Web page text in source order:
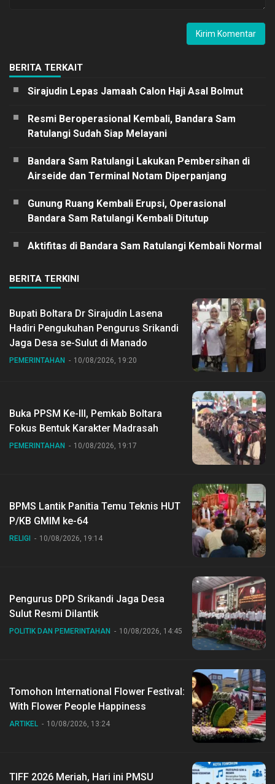
BERITA TERKAIT
Sirajudin Lepas Jamaah Calon Haji Asal Bolmut
Resmi Beroperasional Kembali, Bandara Sam
Ratulangi Sudah Siap Melayani
Bandara Sam Ratulangi Lakukan Pembersihan di
Airseide dan Terminal Notam Diperpanjang
Gunung Ruang Kembali Erupsi, Operasional
Bandara Sam Ratulangi Kembali Ditutup
Aktifitas di Bandara Sam Ratulangi Kembali Normal
BERITA TERKINI
Bupati Boltara Dr Sirajudin Lasena
Hadiri Pengukuhan Pengurus Srikandi
Jaga Desa se-Sulut di Manado
PEMERINTAHAN 10/08/2026, 19:20
Buka PPSM Ke-III, Pemkab Boltara
Fokus Bentuk Karakter Madrasah
PEMERINTAHAN 10/08/2026, 19:17
BPMS Lantik Panitia Temu Teknis HUT
P/KB GMIM ke-64
RELIGI 10/08/2026, 19:14
Pengurus DPD Srikandi Jaga Desa
Sulut Resmi Dilantik
POLITIK DAN PEMERINTAHAN 10/08/2026, 14:45
Tomohon International Flower Festival:
With Flower People Happiness
ARTIKEL 10/08/2026, 13:24
TIFF 2026 Meriah, Hari ini PMSU